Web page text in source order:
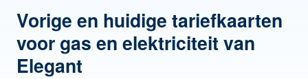
Vorige en huidige tariefkaarten
voor gas en elektriciteit van
Elegant